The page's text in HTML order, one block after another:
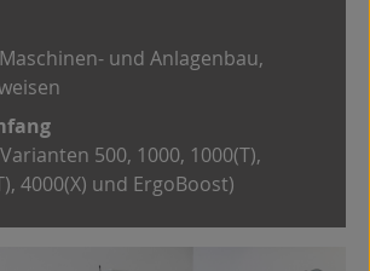
und Anlagenbau,
500, 1000, 1000(T),
4000(X) und ErgoBoost)